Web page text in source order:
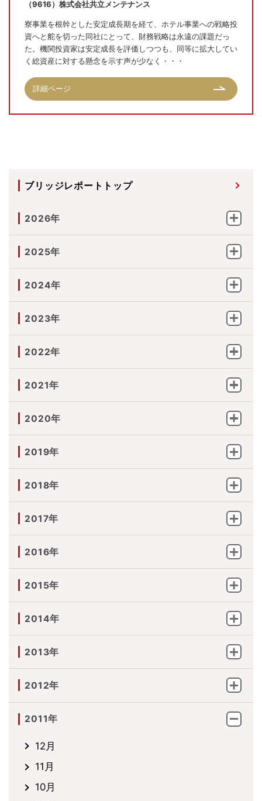
（9616）株式会社共立メンテナンス
寮事業を根幹とした安定成長期を経て、ホテル事業への戦略投
資へと舵を切った同社にとって、財務戦略は永遠の課題だっ
た。機関投資家は安定成長を評価しつつも、同等に拡大してい
く総資産に対する懸念を示す声が少なく・・・
詳細ページ
ブリッジレポートトップ
2026年
2025年
2024年
2023年
2022年
2021年
2020年
2019年
2018年
2017年
2016年
2015年
2014年
2013年
2012年
2011年
12月
11月
10月